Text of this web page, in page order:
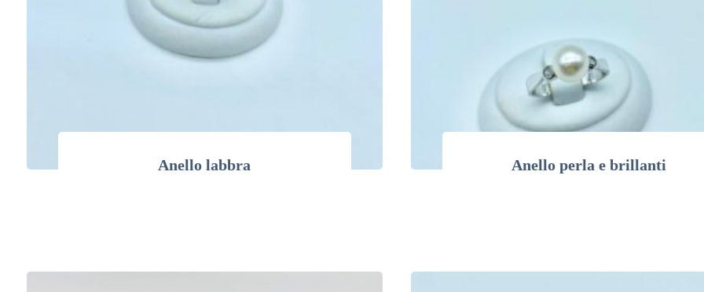
Anello labbra Anello perla e brillanti